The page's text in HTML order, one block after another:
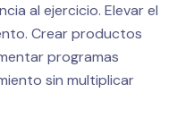
al ejercicio. Elevar el
Crear productos
programas
sin multiplicar